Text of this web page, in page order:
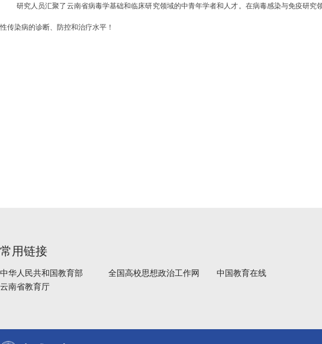
研究人员汇聚了云南省病毒学基础和临床研究领域的中青年学者和人才。在病毒感染与免疫研究
性传染病的诊断、防控和治疗水平！
常用链接
中华人民共和国教育部 全国高校思想政治工作网
中国教育在线
云南省教育厅